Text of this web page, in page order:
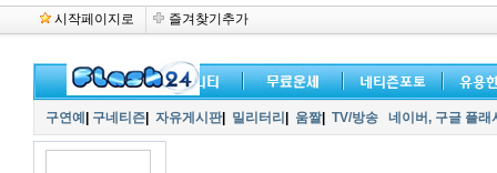
시작페이지로 즐겨찾기추가
구연예 구네티즌 자유게시판| 밀리터리 움짤| TV/방송 네이버, 구글 플